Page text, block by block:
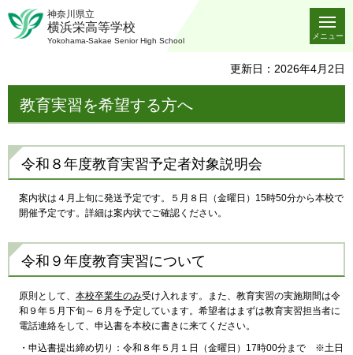
神奈川県立
横浜栄高等学校
Yokohama-Sakae Senior High School
メニュー
更新日：2026年4月2日
教育実習を希望する方へ
令和８年度教育実習予定者対象説明会
案内状は４月上旬に発送予定です。５月８日（金曜日）15時50分から本校で
開催予定です。詳細は案内状でご確認ください。
令和９年度教育実習について
原則として、 本校卒業生のみ受け入れます。また、教育実習の実施期間は令
和９年５月下旬～６月を予定しています。希望者はまずは教育実習担当者に
電話連絡をして、申込書を本校に書きに来てください。
・申込書提出締め切り：令和８年５月１日（金曜日）17時00分まで ※土日